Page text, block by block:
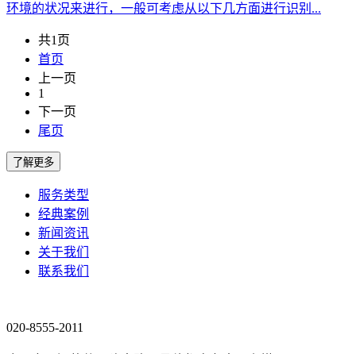
环境的状况来进行，一般可考虑从以下几方面进行识别...
共1页
首页
上一页
1
下一页
尾页
服务类型
经典案例
新闻资讯
关于我们
联系我们
020-8555-2011